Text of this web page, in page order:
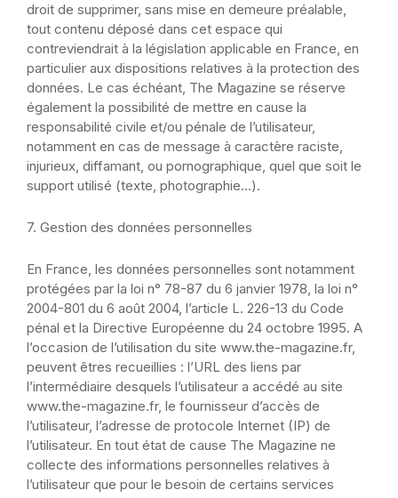
droit de supprimer, sans mise en demeure préalable,
tout contenu déposé dans cet espace qui
contreviendrait à la législation applicable en France, en
particulier aux dispositions relatives à la protection des
données. Le cas échéant, The Magazine se réserve
également la possibilité de mettre en cause la
responsabilité civile et/ou pénale de l’utilisateur,
notamment en cas de message à caractère raciste,
injurieux, diffamant, ou pornographique, quel que soit le
support utilisé (texte, photographie…).
7. Gestion des données personnelles
En France, les données personnelles sont notamment
protégées par la loi n° 78-87 du 6 janvier 1978, la loi n°
2004-801 du 6 août 2004, l’article L. 226-13 du Code
pénal et la Directive Européenne du 24 octobre 1995. A
l’occasion de l’utilisation du site www.the-magazine.fr,
peuvent êtres recueillies : l’URL des liens par
l’intermédiaire desquels l’utilisateur a accédé au site
www.the-magazine.fr, le fournisseur d’accès de
l’utilisateur, l’adresse de protocole Internet (IP) de
l’utilisateur. En tout état de cause The Magazine ne
collecte des informations personnelles relatives à
l’utilisateur que pour le besoin de certains services